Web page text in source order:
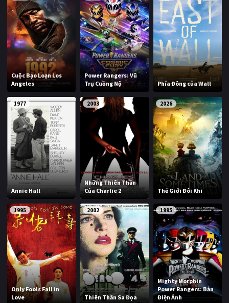
Cuộc Bạo Loạn Los
Angeles
Power Rangers: Vũ
Trụ Cuồng Nộ
Phía Đông của Wall
1977
Annie Hall
2003
Những Thiên Thần
Của Charlie 2
2026
Thế Giới Đôi Khi
1995
Only Fools Fall in
Love
2002
Thiên Thần Sa Đọa
1995
Mighty Morphin
Power Rangers: Bản
Điện Ảnh